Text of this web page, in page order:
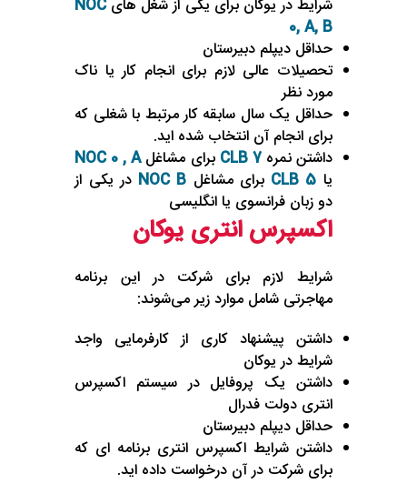
شرایط در یوکان برای یکی از شغل هایNOC
0, A, B
حداقل دیپلم دبیرستان
تحصیلات عالی لازم برای انجام کار یا ناک
مورد نظر
حداقل یک سال سابقه کار مرتبط با شغلی که
برای انجام آن انتخاب شده اید.
داشتن نمرهCLB 7 برای مشاغلNOC 0 , A
یا CLB 5 برای مشاغل NOC B در یکی از
دو زبان فرانسوی یا انگلیسی
اکسپرس انتری یوکان
شرایط لازم برای شرکت در این برنامه
مهاجرتی شامل موارد زیر می‌شوند:
داشتن پیشنهاد کاری از کارفرمایی واجد
شرایط در یوکان
داشتن یک پروفایل در سیستم اکسپرس
انتری دولت فدرال
حداقل دیپلم دبیرستان
داشتن شرایط اکسپرس انتری برنامه ای که
برای شرکت در آن درخواست داده اید.